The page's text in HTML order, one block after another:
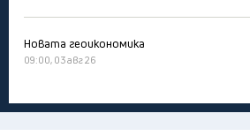
Новата геоикономика
09:00, 03 авг 26